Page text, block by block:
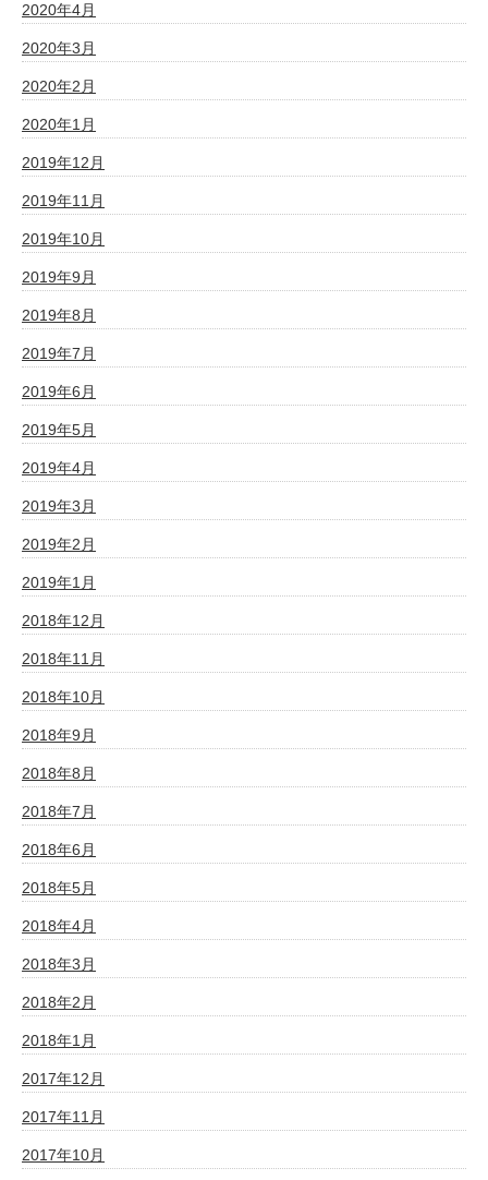
2020年4月
2020年3月
2020年2月
2020年1月
2019年12月
2019年11月
2019年10月
2019年9月
2019年8月
2019年7月
2019年6月
2019年5月
2019年4月
2019年3月
2019年2月
2019年1月
2018年12月
2018年11月
2018年10月
2018年9月
2018年8月
2018年7月
2018年6月
2018年5月
2018年4月
2018年3月
2018年2月
2018年1月
2017年12月
2017年11月
2017年10月